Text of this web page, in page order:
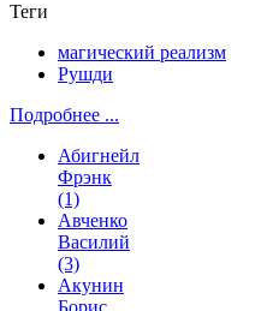
Теги
магический реализм
Рушди
Подробнее ...
Абигнейл
Фрэнк
(1)
Авченко
Василий
(3)
Акунин
Борис